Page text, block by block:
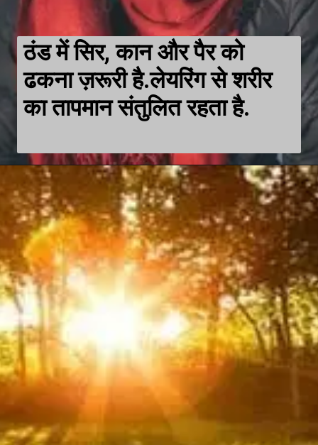
ठंड में सिर, कान और पैर को
ढकना ज़रूरी है.लेयरिंग से शरीर
का तापमान संतुलित रहता है.